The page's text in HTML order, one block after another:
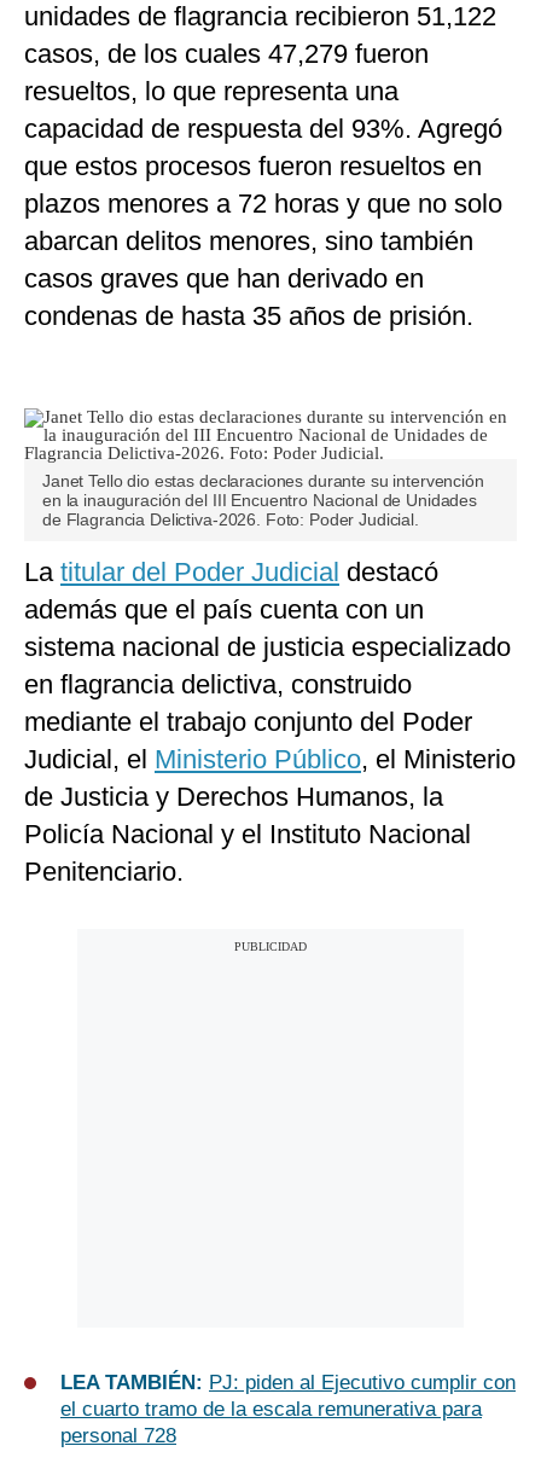
unidades de flagrancia recibieron 51,122
casos, de los cuales 47,279 fueron
resueltos, lo que representa una
capacidad de respuesta del 93%. Agregó
que estos procesos fueron resueltos en
plazos menores a 72 horas y que no solo
abarcan delitos menores, sino también
casos graves que han derivado en
condenas de hasta 35 años de prisión.
Janet Tello dio estas declaraciones durante su intervención
en la inauguración del III Encuentro Nacional de Unidades
de Flagrancia Delictiva-2026. Foto: Poder Judicial.
La titular del Poder Judicial destacó
además que el país cuenta con un
sistema nacional de justicia especializado
en flagrancia delictiva, construido
mediante el trabajo conjunto del Poder
Judicial, el Ministerio Público, el Ministerio
de Justicia y Derechos Humanos, la
Policía Nacional y el Instituto Nacional
Penitenciario.
LEA TAMBIÉN: PJ: piden al Ejecutivo cumplir con
el cuarto tramo de la escala remunerativa para
personal 728